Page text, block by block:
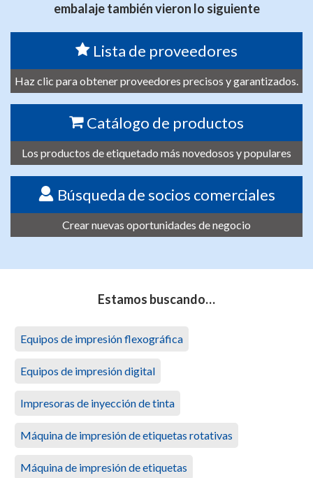
embalaje también vieron lo siguiente
Lista de proveedores
Haz clic para obtener proveedores precisos y garantizados.
Catálogo de productos
Los productos de etiquetado más novedosos y populares
Búsqueda de socios comerciales
Crear nuevas oportunidades de negocio
Estamos buscando…
Equipos de impresión flexográfica
Equipos de impresión digital
Impresoras de inyección de tinta
Máquina de impresión de etiquetas rotativas
Máquina de impresión de etiquetas